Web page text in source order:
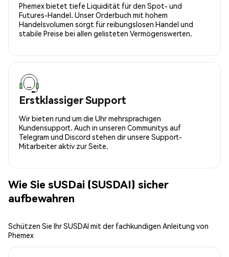
Phemex bietet tiefe Liquidität für den Spot- und
Futures-Handel. Unser Orderbuch mit hohem
Handelsvolumen sorgt für reibungslosen Handel und
stabile Preise bei allen gelisteten Vermögenswerten.
Erstklassiger Support
Wir bieten rund um die Uhr mehrsprachigen
Kundensupport. Auch in unseren Communitys auf
Telegram und Discord stehen dir unsere Support-
Mitarbeiter aktiv zur Seite.
Wie Sie sUSDai (SUSDAI) sicher
aufbewahren
Schützen Sie Ihr SUSDAI mit der fachkundigen Anleitung von
Phemex